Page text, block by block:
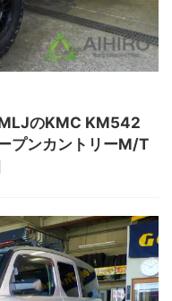
のKMC KM542
プンカントリーM/T